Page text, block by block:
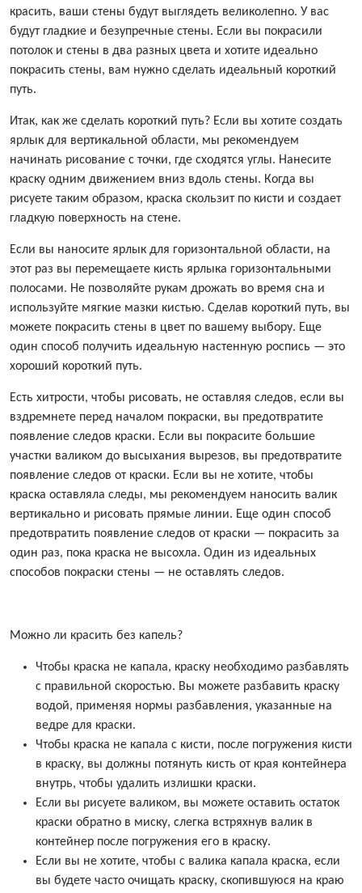
красить, ваши стены будут выглядеть великолепно. У вас
будут гладкие и безупречные стены. Если вы покрасили
потолок и стены в два разных цвета и хотите идеально
покрасить стены, вам нужно сделать идеальный короткий
путь.
Итак, как же сделать короткий путь? Если вы хотите создать
ярлык для вертикальной области, мы рекомендуем
начинать рисование с точки, где сходятся углы. Нанесите
краску одним движением вниз вдоль стены. Когда вы
рисуете таким образом, краска скользит по кисти и создает
гладкую поверхность на стене.
Если вы наносите ярлык для горизонтальной области, на
этот раз вы перемещаете кисть ярлыка горизонтальными
полосами. Не позволяйте рукам дрожать во время сна и
используйте мягкие мазки кистью. Сделав короткий путь, вы
можете покрасить стены в цвет по вашему выбору. Еще
один способ получить идеальную настенную роспись — это
хороший короткий путь.
Есть хитрости, чтобы рисовать, не оставляя следов, если вы
вздремнете перед началом покраски, вы предотвратите
появление следов краски. Если вы покрасите большие
участки валиком до высыхания вырезов, вы предотвратите
появление следов от краски. Если вы не хотите, чтобы
краска оставляла следы, мы рекомендуем наносить валик
вертикально и рисовать прямые линии. Еще один способ
предотвратить появление следов от краски — покрасить за
один раз, пока краска не высохла. Один из идеальных
способов покраски стены — не оставлять следов.
Можно ли красить без капель?
Чтобы краска не капала, краску необходимо разбавлять
с правильной скоростью. Вы можете разбавить краску
водой, применяя нормы разбавления, указанные на
ведре для краски.
Чтобы краска не капала с кисти, после погружения кисти
в краску, вы должны потянуть кисть от края контейнера
внутрь, чтобы удалить излишки краски.
Если вы рисуете валиком, вы можете оставить остаток
краски обратно в миску, слегка встряхнув валик в
контейнер после погружения его в краску.
Если вы не хотите, чтобы с валика капала краска, если
вы будете часто очищать краску, скопившуюся на краю